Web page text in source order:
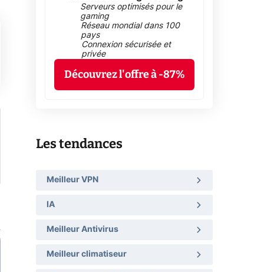
Serveurs optimisés pour le
gaming
Réseau mondial dans 100
pays
Connexion sécurisée et
privée
Découvrez l'offre à -87%
Les tendances
Meilleur VPN
IA
Meilleur Antivirus
Meilleur climatiseur